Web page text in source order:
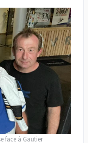
face à Gautier